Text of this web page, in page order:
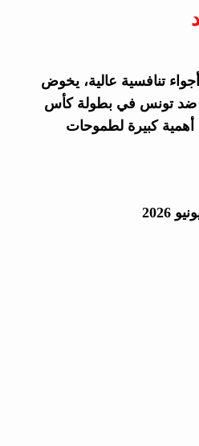
ضمن أجواء تنافسية عالية، يخوض
ضد تونس في بطولة كأس
أهمية كبيرة لطموحات